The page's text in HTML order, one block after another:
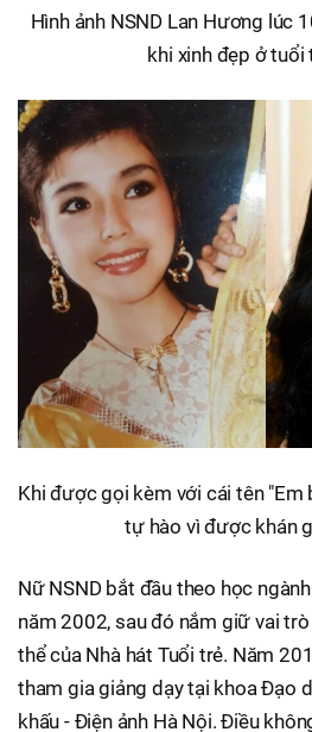
Hình ảnh NSND Lan Hương lúc
khi xinh đẹp ở tuổi
Khi được gọi kèm với cái tên "Em
tự hào vì được khán
Nữ NSND bắt đầu theo học
năm 2002, sau đó nắm giữ vai
thể của Nhà hát Tuổi trẻ. Năm
tham gia giảng dạy tại khoa Đạo
khấu - Điện ảnh Hà Nội. Điều